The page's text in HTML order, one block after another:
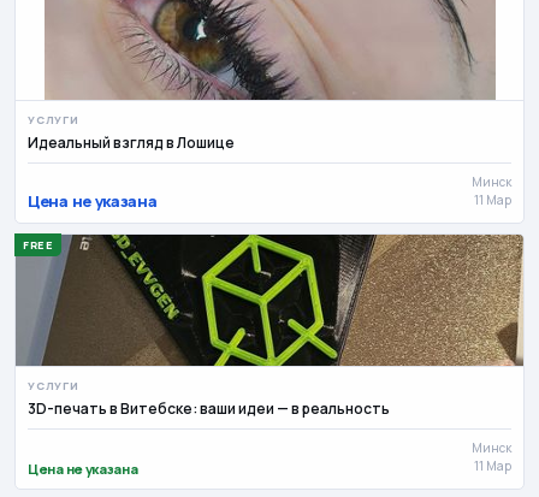
УСЛУГИ
Идеальный взгляд в Лошице
Цена не указана
Минск
11 Мар
УСЛУГИ
3D-печать в Витебске: ваши идеи — в реальность
Цена не указана
Минск
11 Мар
FREE